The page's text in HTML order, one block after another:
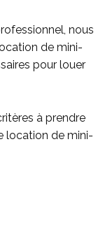
nous
de mini-
pour louer
à prendre
location de mini-